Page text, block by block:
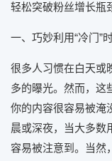
轻松突破粉丝增长瓶
一、巧妙利用“冷门”
很多人习惯在白天或
多的曝光。然而，这
你的内容很容易被淹
晨或深夜，当大多数
容易被注意到。当然